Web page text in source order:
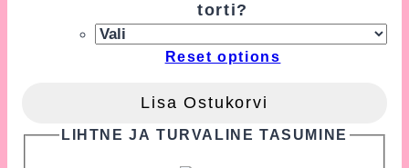
torti?
Reset options
Lisa Ostukorvi
LIHTNE JA TURVALINE TASUMINE